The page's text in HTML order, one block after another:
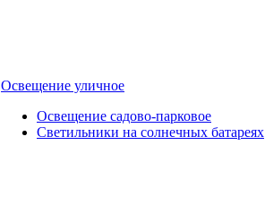
Освещение уличное
Освещение садово-парковое
Светильники на солнечных батареях